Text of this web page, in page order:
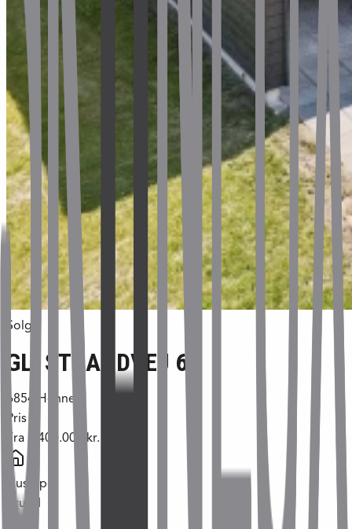
Solgt
GL. STRANDVEJ 66
6854
Henne
Pris
Fra 1.400.000 kr.
Hustype
grund